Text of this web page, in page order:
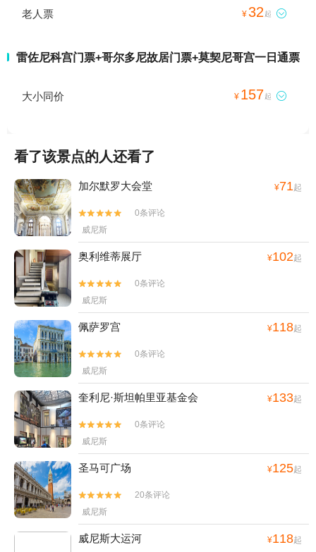
老人票 ¥32 起 
雷佐尼科宫门票+哥尔多尼故居门票+莫契尼哥宫一日通票
大小同价 ¥ 157起 
看了该景点的人还看了
加尔默罗大会堂 ¥71起


0条评论
威尼斯
奥利维蒂展厅 ¥102起


0条评论
威尼斯
佩萨罗宫 ¥118起


0条评论
威尼斯
奎利尼·斯坦帕里亚基金会 ¥133起


0条评论
威尼斯
圣马可广场 ¥125起


20条评论
威尼斯
威尼斯大运河 ¥118起